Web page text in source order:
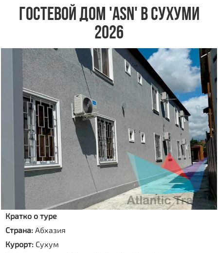
ГОСТЕВОЙ ДОМ 'ASN' В СУХУМИ
2026
Кратко о туре
Страна:Абхазия
Курорт: Сухум